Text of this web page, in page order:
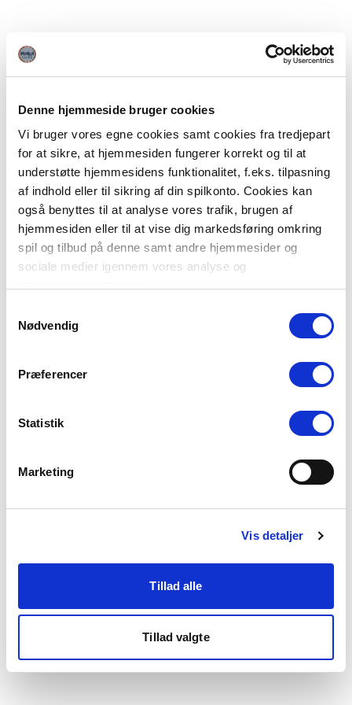
Denne hjemmeside bruger cookies
Vi bruger vores egne cookies samt cookies fra tredjepart
for at sikre, at hjemmesiden fungerer korrekt og til at
understøtte hjemmesidens funktionalitet, f.eks. tilpasning
af indhold eller til sikring af din spilkonto. Cookies kan
også benyttes til at analyse vores trafik, brugen af
hjemmesiden eller til at vise dig markedsføring omkring
spil og tilbud på denne samt andre hjemmesider og
sociale medier igennem vores analyse og
Du kan læse mere om vores brug af cookies under
"Detaljer" eller ved at klikke videre til vores Cookiepolitik,
Nødvendig
Præferencer
Statistik
Marketing
Vis detaljer
Tillad alle
Tillad valgte